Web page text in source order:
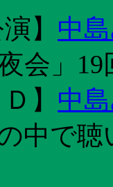
】 中
会」
】 中
の中で